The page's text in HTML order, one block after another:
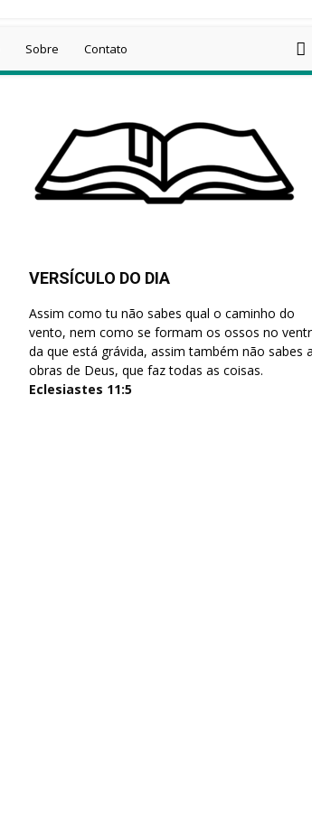
Sobre Contato
VERSÍCULO DO DIA
Assim como tu não sabes qual o caminho do
vento, nem como se formam os ossos no
da que está grávida, assim também não sabes
obras de Deus, que faz todas as coisas.
Eclesiastes 11:5